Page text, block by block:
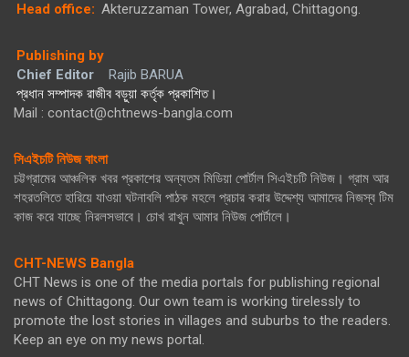
Head office: Akteruzzaman Tower, Agrabad, Chittagong.
Publishing by
Chief Editor
Rajib BARUA
প্রধান সম্পাদক রাজীব বড়ুয়া কর্তৃক প্রকাশিত।
Mail : contact@chtnews-bangla.com
সিএইচটি নিউজ বাংলা
চট্টগ্রামের আঞ্চলিক খবর প্রকাশের অন্যতম মিডিয়া পোর্টাল সিএইচটি নিউজ। গ্রাম আর
শহরতলিতে হারিয়ে যাওয়া ঘটনাবলি পাঠক মহলে প্রচার করার উদ্দেশ্য আমাদের নিজস্ব টিম
কাজ করে যাচ্ছে নিরলসভাবে। চোখ রাখুন আমার নিউজ পোর্টালে।
CHT-NEWS Bangla
CHT News is one of the media portals for publishing regional
news of Chittagong. Our own team is working tirelessly to
promote the lost stories in villages and suburbs to the readers.
Keep an eye on my news portal.